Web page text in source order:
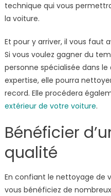
technique qui vous
la voiture.
Et pour y arriver, il vous faut
Si vous voulez gagner du
personne spécialisée dans
expertise, elle pourra
record. Elle procédera
extérieur de votre voiture.
Bénéficier
qualité
En confiant le nettoyage de
vous bénéficiez de